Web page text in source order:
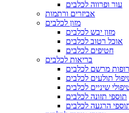
עור ופרווה לכלבים
אביזרים ורתמות
מזון לכלבים
מזון יבש לכלבים
אוכל רטוב לכלבים
חטיפים לכלבים
בריאות לכלבים
מרשם לכלבים
תולעים לכלבים
שיניים לכלבים
תוספי תזונה לכלבים
הרגעה לכלבים